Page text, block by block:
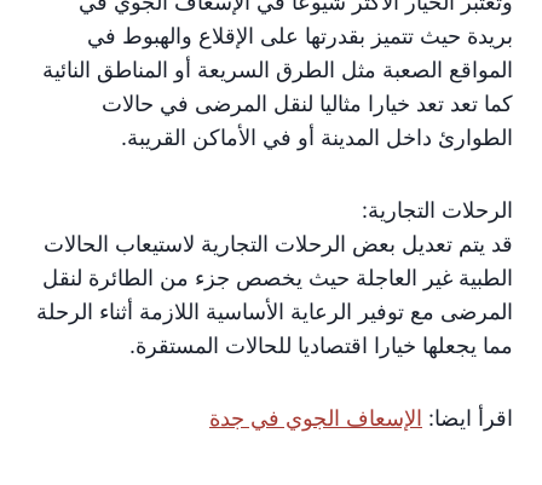
بريدة حيث تتميز بقدرتها على الإقلاع والهبوط في
المواقع الصعبة مثل الطرق السريعة أو المناطق النائية
كما تعد تعد خيارا مثاليا لنقل المرضى في حالات
الطوارئ داخل المدينة أو في الأماكن القريبة.
الرحلات التجارية:
قد يتم تعديل بعض الرحلات التجارية لاستيعاب الحالات
الطبية غير العاجلة حيث يخصص جزء من الطائرة لنقل
المرضى مع توفير الرعاية الأساسية اللازمة أثناء الرحلة
مما يجعلها خيارا اقتصاديا للحالات المستقرة.
اقرأ ايضا: الإسعاف الجوي في جدة